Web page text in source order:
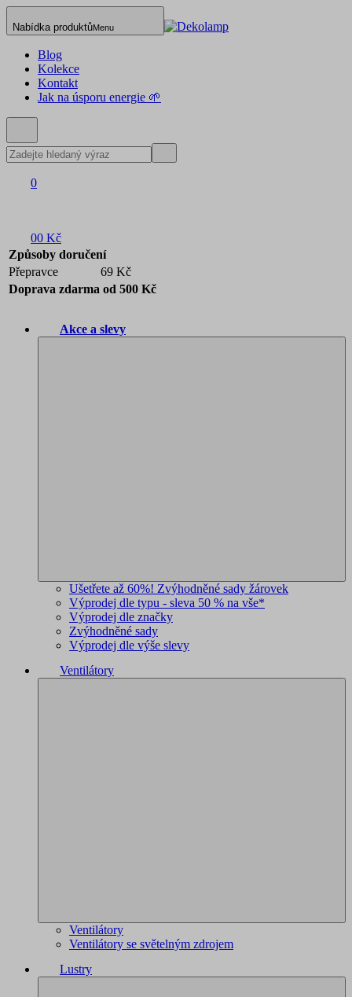
Nabídka produktůMenu
Blog
Kolekce
Kontakt
Jak na úsporu energie 🌱
0
00 Kč
Způsoby doručení
Přepravce
69 Kč
Doprava zdarma od 500 Kč
Akce a slevy
Ušetřete až 60%! Zvýhodněné sady žárovek
Výprodej dle typu - sleva 50 % na vše*
Výprodej dle značky
Zvýhodněné sady
Výprodej dle výše slevy
Ventilátory
Ventilátory
Ventilátory se světelným zdrojem
Lustry